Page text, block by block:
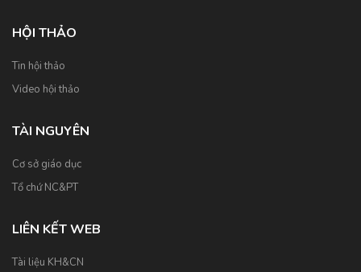
HỘI THẢO
Tin hội thảo
Video hội thảo
TÀI NGUYÊN
Cơ sở giáo dục
Tổ chứ NC&PT
LIÊN KẾT WEB
Tài liệu KH&CN